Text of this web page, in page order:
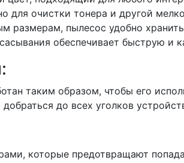
для очистки тонера и другой
размерам, пылесос удобно
обеспечивает быструю и
таким образом, чтобы его
до всех уголков
которые предотвращают